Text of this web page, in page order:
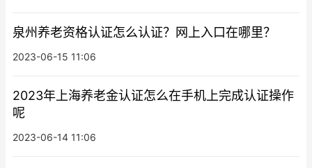
泉州养老资格认证怎么认证？网上入口在哪里？
2023-06-15 11:06
2023年上海养老金认证怎么在手机上完成认证操作
呢
2023-06-14 11:06